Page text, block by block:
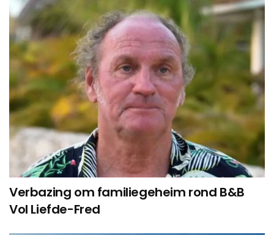
Verbazing om familiegeheim rond B&B
Vol Liefde-Fred